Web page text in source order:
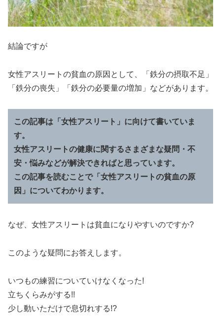
結論ですが
女性アスリートの貧血の原因として、「鉄分の摂取不足」
「鉄分の喪失」「鉄分の必要量の増加」などがあります。
この記事は「女性アスリート」に向けて書いていま
す。
女性アスリートの健康に関するさまざまな疑問・不
安・悩みなどが解決できればと思っています。
この記事を読むことで「女性アスリートの貧血の原
因」についてわかります。
なぜ、女性アスリートは貧血になりやすいのですか?
このような疑問にお答えします。
いつもの練習についていけなくなった!
立ちくらみがする!!
少し動いただけで息切れする!?